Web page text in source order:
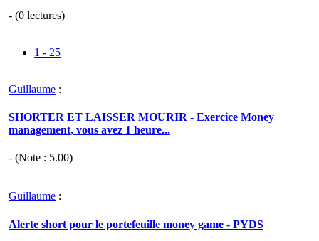
- (0 lectures)
1 - 25
Guillaume :
SHORTER ET LAISSER MOURIR - Exercice Money
management, vous avez 1 heure...
- (Note : 5.00)
Guillaume :
Alerte short pour le portefeuille money game - PYDS